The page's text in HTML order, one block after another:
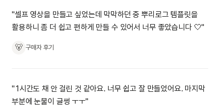
"셀프 영상을 만들고 싶었는데 막막하던 중 뿌리로그 템플릿을
활용하니 좀 더 쉽고 편하게 만들 수 있어서 너무 좋았습니다 🤍"
🐻 구매자 후기
"1시간도 채 안 걸린 것 같아요. 너무 쉽고 잘 만들었어요. 마지막
부분에 눈물이 글썽 ㅜㅜ"